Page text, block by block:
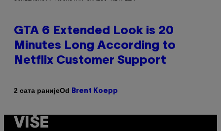
GTA 6 Extended Look is 20
Minutes Long According to
Netflix Customer Support
2 сата ранијеOd Brent Koepp
VIŠE